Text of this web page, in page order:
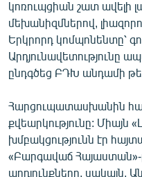
կոռուպցիան շատ ավելի
մեխանիզմներով,
Երկրորդ կոմպոնենտը՝
Արդյունավետությունը
ընդգծեց ԲԴԽ անդամի
Հարցուպատասխանին
քվեարկությունը: Միայն
խմբակցությունն էր
«Բարգավաճ Հայաստան»-
արդյունքները, սակայն,